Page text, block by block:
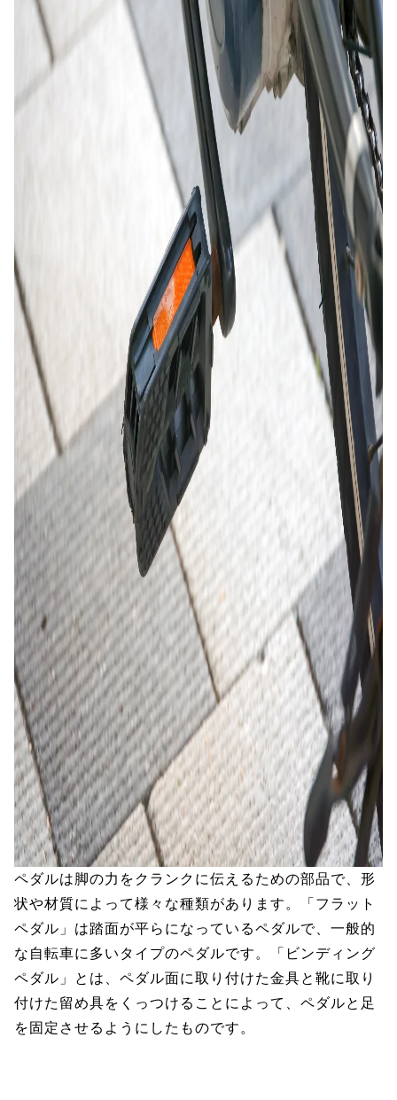
ペダルは脚の力をクランクに伝えるための部品で、形
状や材質によって様々な種類があります。「フラット
ペダル」は踏面が平らになっているペダルで、一般的
な自転車に多いタイプのペダルです。「ビンディング
ペダル」とは、ペダル面に取り付けた金具と靴に取り
付けた留め具をくっつけることによって、ペダルと足
を固定させるようにしたものです。